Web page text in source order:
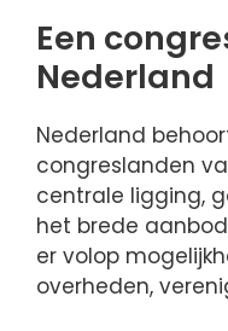
Een
Nederland
Nederland
congreslanden
centrale ligging,
het brede
er volop
overheden,